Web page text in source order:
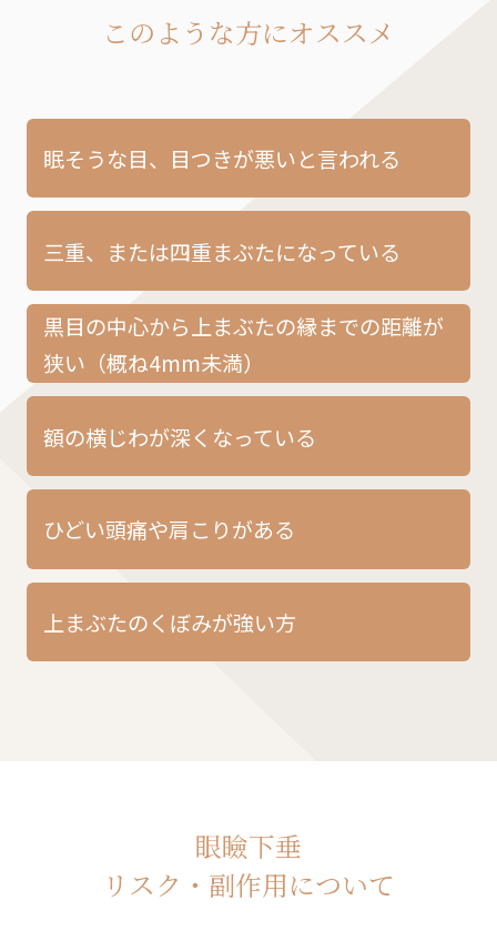
このような方にオススメ
眠そうな目、目つきが悪いと言われる
三重、または四重まぶたになっている
黒目の中心から上まぶたの縁までの距離が
狭い （概ね4mm未満）
額の横じわが深くなっている
ひどい頭痛や肩こりがある
上まぶたのくぼみが強い方
眼瞼下垂
リスク・副作用について